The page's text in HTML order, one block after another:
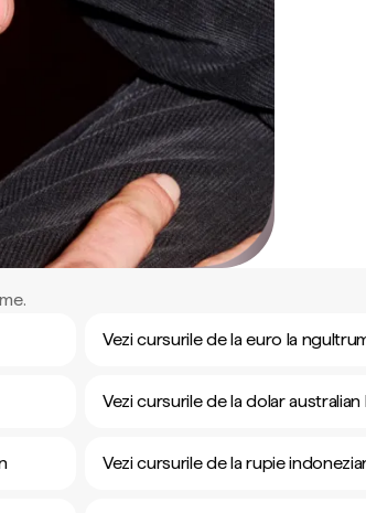
Vezi cursurile de la euro la
Vezi cursurile de la dolar
Vezi cursurile de la rupie